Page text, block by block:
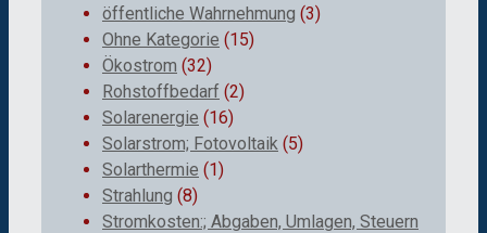
öffentliche Wahrnehmung (3)
Ohne Kategorie (15)
Ökostrom (32)
Rohstoffbedarf (2)
Solarenergie (16)
Solarstrom; Fotovoltaik (5)
Solarthermie (1)
Strahlung (8)
Stromkosten:; Abgaben, Umlagen, Steuern